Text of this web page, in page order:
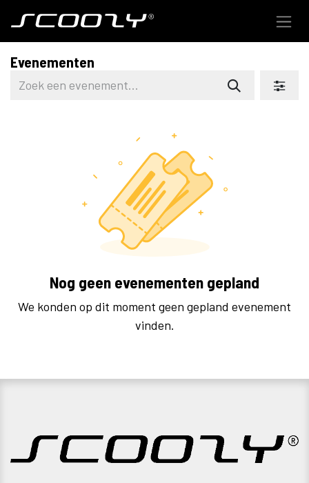
Evenementen
Nog geen evenementen gepland
We konden op dit moment geen gepland evenement
vinden.